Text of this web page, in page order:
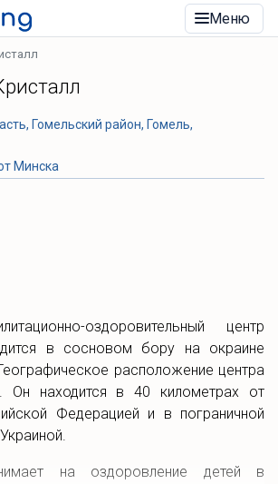
Меню
Гомельский район, Гомель,
Минска
оздоровительный центр
в сосновом бору на окраине
расположение центра
Он находится в 40 километрах от
Федерацией и в пограничной
на оздоровление детей в